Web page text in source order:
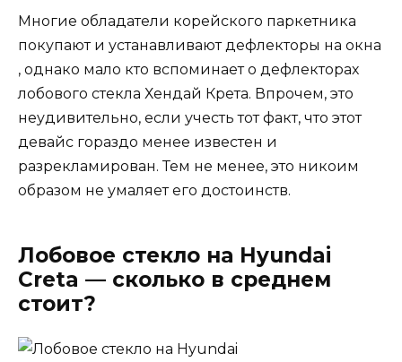
Многие обладатели корейского паркетника
покупают и устанавливают дефлекторы на окна
, однако мало кто вспоминает о дефлекторах
лобового стекла Хендай Крета. Впрочем, это
неудивительно, если учесть тот факт, что этот
девайс гораздо менее известен и
разрекламирован. Тем не менее, это никоим
образом не умаляет его достоинств.
Лобовое стекло на Hyundai
Creta — сколько в среднем
стоит?